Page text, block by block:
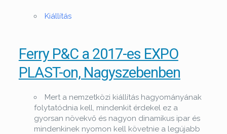
Kiállítás
Ferry P&C a 2017-es EXPO
PLAST-on, Nagyszebenben
Mert a nemzetközi kiállítás hagyományának
folytatódnia kell, mindenkit érdekel ez a
gyorsan növekvő és nagyon dinamikus ipar és
mindenkinek nyomon kell követnie a legújabb